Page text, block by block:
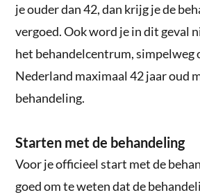
je ouder dan 42, dan krijg je de
vergoed. Ook word je in dit geval
het behandelcentrum, simpelweg
Nederland maximaal 42 jaar oud
behandeling.
Starten met de behandeling
Voor je officieel start met de
goed om te weten dat de